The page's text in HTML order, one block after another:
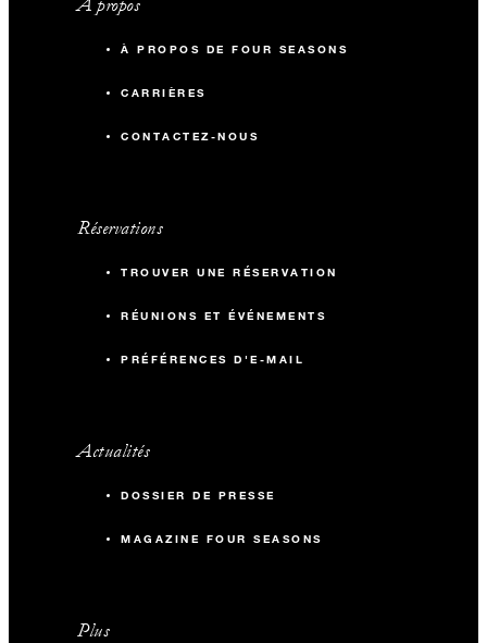
À propos
À PROPOS DE FOUR SEASONS
CARRIÈRES
CONTACTEZ-NOUS
Réservations
TROUVER UNE RÉSERVATION
RÉUNIONS ET ÉVÉNEMENTS
PRÉFÉRENCES D'E-MAIL
Actualités
DOSSIER DE PRESSE
MAGAZINE FOUR SEASONS
Plus